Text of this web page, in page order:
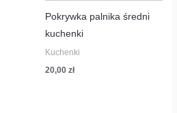
Pokrywka palnika średni
kuchenki
Kuchenki
20,00 zł